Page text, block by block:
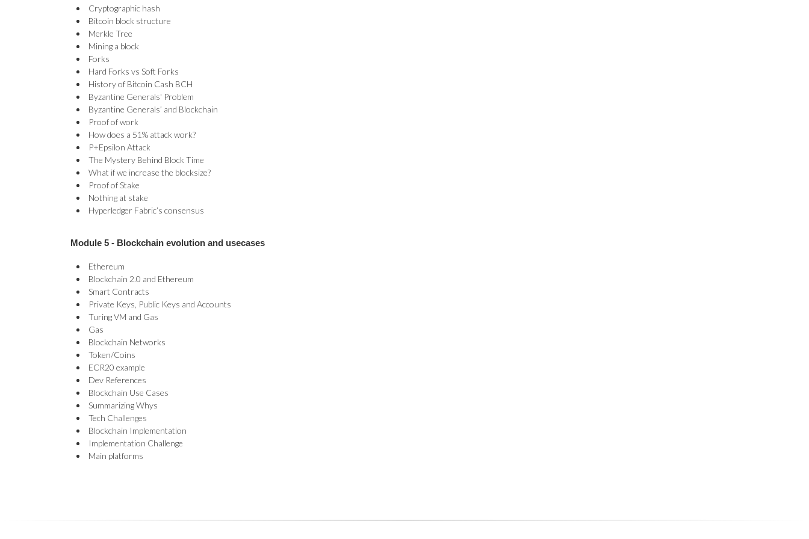
Cryptographic hash
Bitcoin block structure
Merkle Tree
Mining a block
Forks
Hard Forks vs Soft Forks
History of Bitcoin Cash BCH
Byzantine Generals' Problem
Byzantine Generals’ and Blockchain
Proof of work
How does a 51% attack work?
P+Epsilon Attack
The Mystery Behind Block Time
What if we increase the blocksize?
Proof of Stake
Nothing at stake
Hyperledger Fabric’s consensus
Module 5 - Blockchain evolution and usecases
Ethereum
Blockchain 2.0 and Ethereum
Smart Contracts
Private Keys, Public Keys and Accounts
Turing VM and Gas
Gas
Blockchain Networks
Token/Coins
ECR20 example
Dev References
Blockchain Use Cases
Summarizing Whys
Tech Challenges
Blockchain Implementation
Implementation Challenge
Main platforms